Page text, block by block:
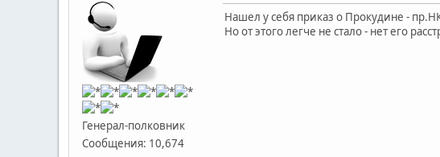
Генерал-полковник
Сообщения: 10,674
Нашел у себя приказ о Прокудине -
Но от этого легче не стало - нет его